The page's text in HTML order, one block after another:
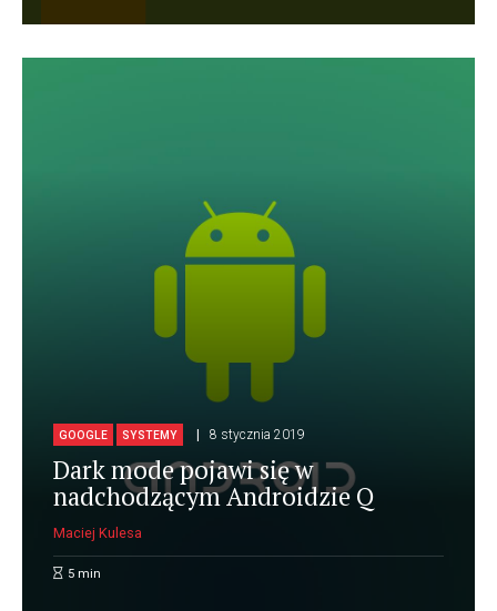
GOOGLE SYSTEMY 8 stycznia 2019
Dark mode pojawi się w
nadchodzącym Androidzie Q
Maciej Kulesa
5 min